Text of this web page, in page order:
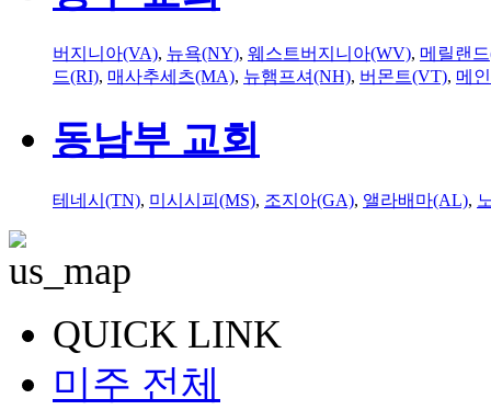
버지니아(VA), 뉴욕(NY), 웨스트버지니아(WV), 메릴랜
드(RI), 매사추세츠(MA), 뉴햄프셔(NH), 버몬트(VT), 메
동남부 교회
테네시(TN), 미시시피(MS), 조지아(GA), 앨라배마(AL),
QUICK LINK
미주 전체